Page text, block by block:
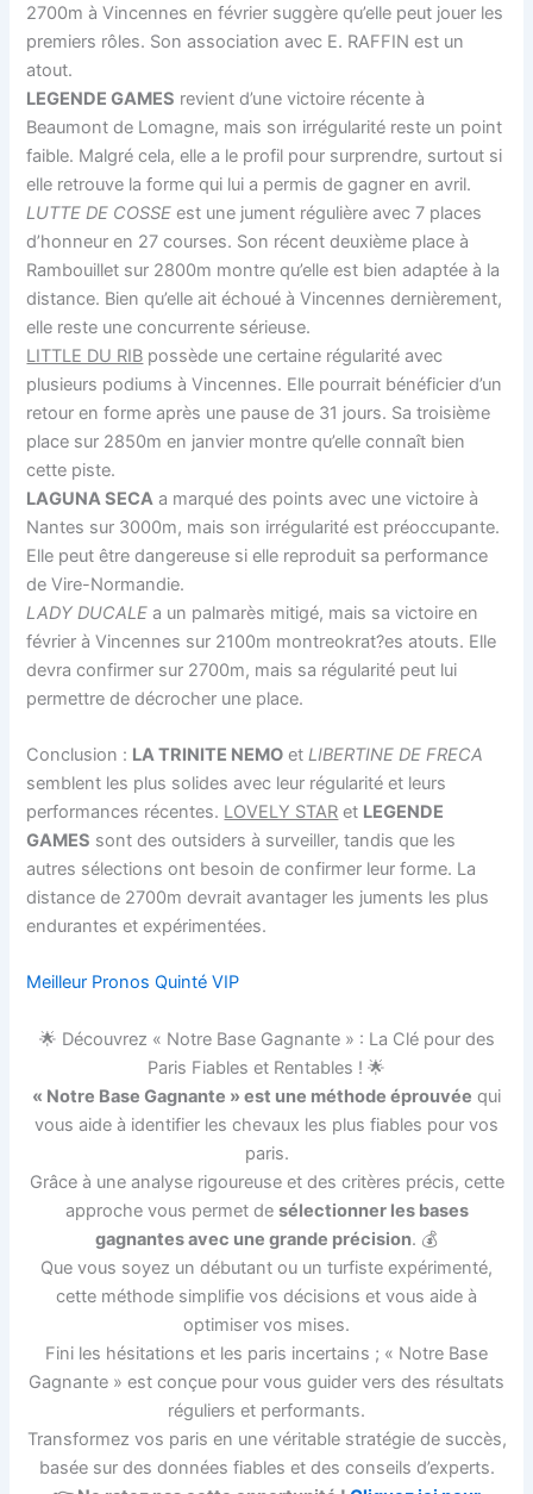
2700m à Vincennes en février suggère qu’elle peut jouer les
premiers rôles. Son association avec E. RAFFIN est un
atout.
LEGENDE GAMES revient d’une victoire récente à
Beaumont de Lomagne, mais son irrégularité reste un point
faible. Malgré cela, elle a le profil pour surprendre, surtout si
elle retrouve la forme qui lui a permis de gagner en avril.
LUTTE DE COSSE est une jument régulière avec 7 places
d’honneur en 27 courses. Son récent deuxième place à
Rambouillet sur 2800m montre qu’elle est bien adaptée à la
distance. Bien qu’elle ait échoué à Vincennes dernièrement,
elle reste une concurrente sérieuse.
LITTLE DU RIB possède une certaine régularité avec
plusieurs podiums à Vincennes. Elle pourrait bénéficier d’un
retour en forme après une pause de 31 jours. Sa troisième
place sur 2850m en janvier montre qu’elle connaît bien
cette piste.
LAGUNA SECA a marqué des points avec une victoire à
Nantes sur 3000m, mais son irrégularité est préoccupante.
Elle peut être dangereuse si elle reproduit sa performance
de Vire-Normandie.
LADY DUCALE a un palmarès mitigé, mais sa victoire en
février à Vincennes sur 2100m montreokrat?es atouts. Elle
devra confirmer sur 2700m, mais sa régularité peut lui
permettre de décrocher une place.
Conclusion : LA TRINITE NEMO etLIBERTINE DE FRECA
semblent les plus solides avec leur régularité et leurs
performances récentes. LOVELY STAR et LEGENDE
GAMES sont des outsiders à surveiller, tandis que les
autres sélections ont besoin de confirmer leur forme. La
distance de 2700m devrait avantager les juments les plus
endurantes et expérimentées.
Meilleur Pronos Quinté VIP
🌟 Découvrez « Notre Base Gagnante » : La Clé pour des
Paris Fiables et Rentables ! 🌟
« Notre Base Gagnante » est une méthode éprouvée qui
vous aide à identifier les chevaux les plus fiables pour vos
paris.
Grâce à une analyse rigoureuse et des critères précis, cette
approche vous permet de sélectionner les bases
gagnantes avec une grande précision. 💰
Que vous soyez un débutant ou un turfiste expérimenté,
cette méthode simplifie vos décisions et vous aide à
optimiser vos mises.
Fini les hésitations et les paris incertains ; « Notre Base
Gagnante » est conçue pour vous guider vers des résultats
réguliers et performants.
Transformez vos paris en une véritable stratégie de succès,
basée sur des données fiables et des conseils d’experts.